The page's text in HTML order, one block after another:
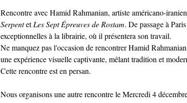
Rencontre avec Hamid Rahmanian, artiste américano-
Serpent et Les Sept Épreuves de Rostam. De passage à
exceptionnelles à la librairie, où il présentera son travail.
Ne manquez pas l'occasion de rencontrer Hamid
une expérience visuelle captivante, mêlant tradition et
Cette rencontre est en persan.
Nous organisons une autre rencontre le Mercredi 4